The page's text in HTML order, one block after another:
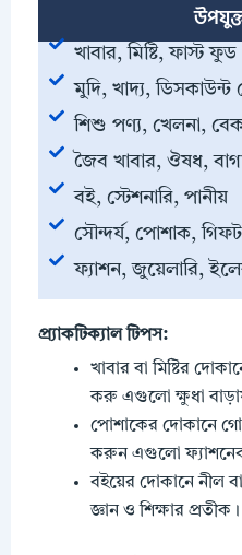
খাবার, মিষ্টি, ফাস্ট ফুড
মুদি, খাদ্য, ডিসকাউন্ট
শিশু পণ্য, খেলনা,
জৈব খাবার, ঔষধ,
বই, স্টেশনারি, পানীয়
সৌন্দর্য, পোশাক,
ফ্যাশন, জুয়েলারি,
প্র্যাকটিক্যাল টিপস:
খাবার বা মিষ্টির
করু এগুলো ক্ষুধা
পোশাকের দোকানে
করুন এগুলো
বইয়ের দোকানে নীল
জ্ঞান ও শিক্ষার প্রতীক।